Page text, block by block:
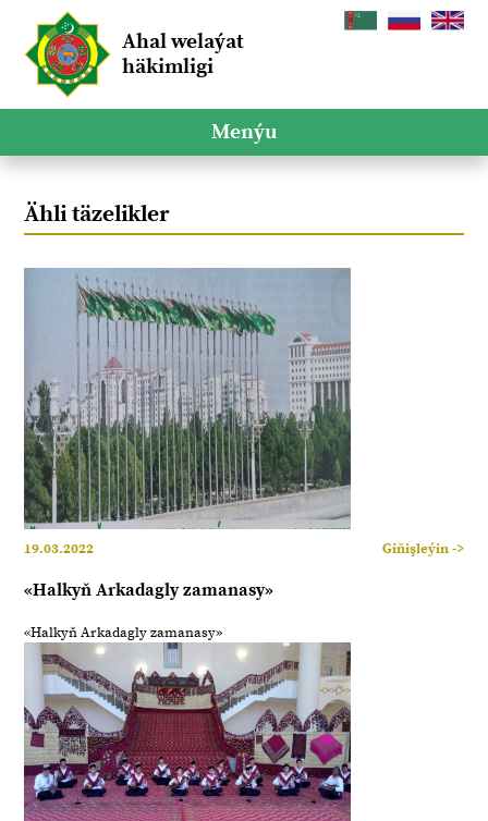
Ahal welaýat
häkimligi
Menýu
Ähli täzelikler
19.03.2022 Giňişleýin ->
«Halkyň Arkadagly zamanasy»
«Halkyň Arkadagly zamanasy»